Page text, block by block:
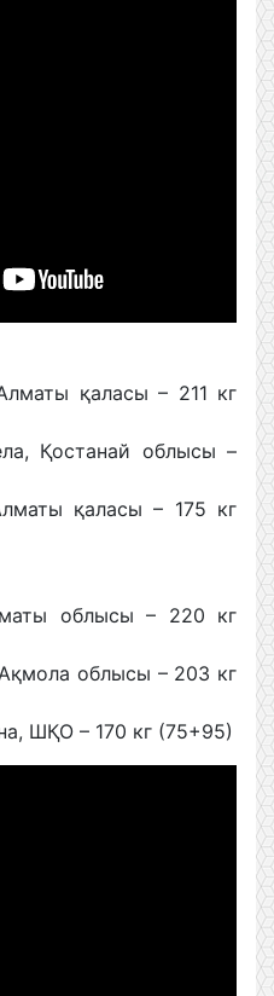
қаласы – 211 кг
Қостанай облысы –
қаласы – 175 кг
облысы – 220 кг
облысы – 203 кг
ШҚО – 170 кг (75+95)